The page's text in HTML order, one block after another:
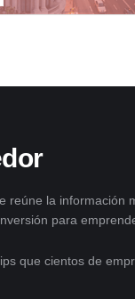
reúne la información
para
que cientos de